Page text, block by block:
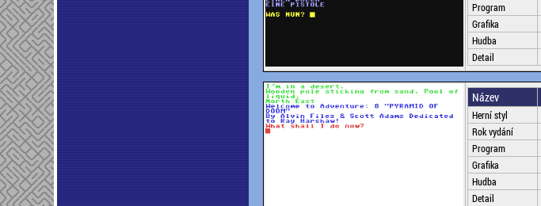
Program
Grafika
Hudba
Detail
Název
Herní styl
Rok vydání
Program
Grafika
Hudba
Detail